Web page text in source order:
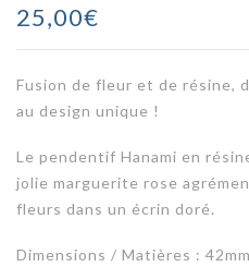
25,00€
Fusion de fleur et de résine,
au design unique !
Le pendentif Hanami en
jolie marguerite rose
fleurs dans un écrin doré.
Dimensions / Matières :